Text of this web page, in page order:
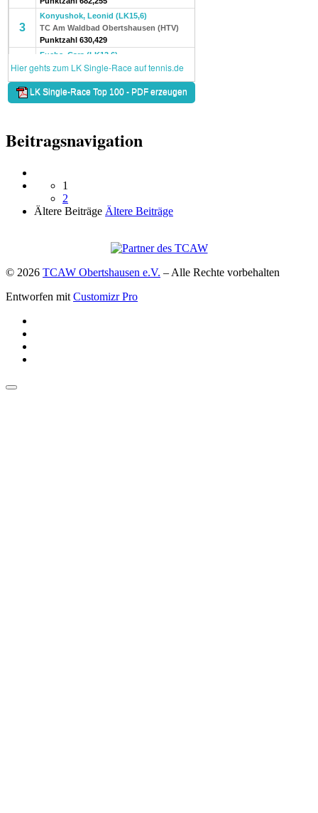
Beitragsnavigation
1
2
Ältere Beiträge Ältere Beiträge
© 2026 TCAW Obertshausen e.V. – Alle Rechte vorbehalten
Entworfen mit Customizr Pro